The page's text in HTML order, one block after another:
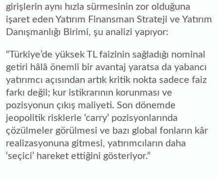
girişlerin aynı hızla sürmesinin zor olduğuna
işaret eden Yatırım Finansman Strateji ve Yatırım
Danışmanlığı Birimi, şu analizi yapıyor:
“Türkiye’de yüksek TL faizinin sağladığı nominal
getiri hâlâ önemli bir avantaj yaratsa da yabancı
yatırımcı açısından artık kritik nokta sadece faiz
farkı değil; kur istikrarının korunması ve
pozisyonun çıkış maliyeti. Son dönemde
jeopolitik risklerle ‘carry’ pozisyonlarında
çözülmeler görülmesi ve bazı global fonların kâr
realizasyonuna gitmesi, yatırımcıların daha
‘seçici’ hareket ettiğini gösteriyor.”